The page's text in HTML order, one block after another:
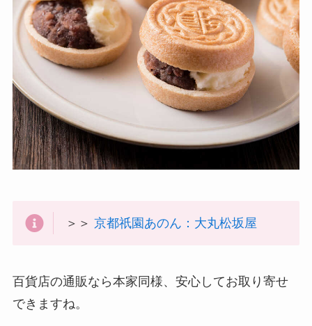
＞＞京都祇園あのん：大丸松坂屋
百貨店の通販なら本家同様、安心してお取り寄せ
できますね。